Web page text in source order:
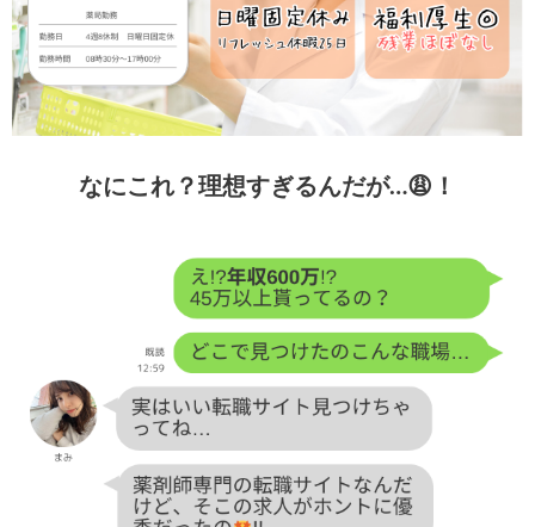
なにこれ？理想すぎるんだが…😩！